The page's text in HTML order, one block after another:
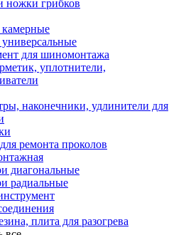
ножки грибков
для шиномонтажа
уплотнители,
наконечники, удлинители для
ремонта проколов
диагональные
радиальные
плита для разогрева